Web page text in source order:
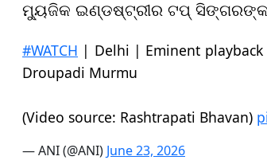
ମ୍ୟୁଜିକ ଇଣ୍ଡଷ୍ଟ୍ରୀର ଟପ୍ ସିଙ୍ଗରଙ୍କ
#WATCH | Delhi | Eminent playback
Droupadi Murmu
(Video source: Rashtrapati Bhavan)
— ANI (@ANI) June 23, 2026